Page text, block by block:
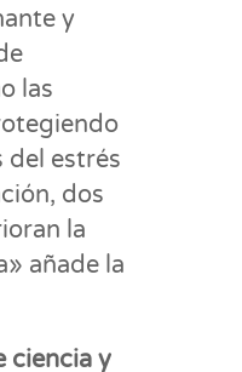
y
las
del estrés
dos
la
añade la
ciencia y